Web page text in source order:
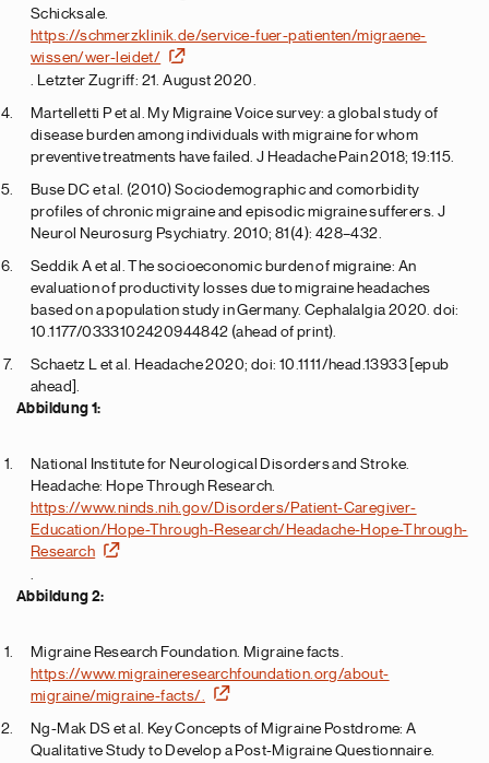
Schicksale.
https://schmerzklinik.de/service-fuer-patienten/migraene-
wissen/wer-leidet/
. Letzter Zugriff: 21. August 2020.
Martelletti P et al. My Migraine Voice survey: a global study of
disease burden among individuals with migraine for whom
preventive treatments have failed. J Headache Pain 2018; 19:115.
Buse DC et al. (2010) Sociodemographic and comorbidity
profiles of chronic migraine and episodic migraine sufferers. J
Neurol Neurosurg Psychiatry. 2010; 81(4): 428–432.
Seddik A et al. The socioeconomic burden of migraine: An
evaluation of productivity losses due to migraine headaches
based on a population study in Germany. Cephalalgia 2020. doi:
10.1177/0333102420944842 (ahead of print).
Schaetz L et al. Headache 2020; doi: 10.1111/head.13933 [epub
ahead].
Abbildung 1:
National Institute for Neurological Disorders and Stroke.
Headache: Hope Through Research.
https://www.ninds.nih.gov/Disorders/Patient-Caregiver-
Education/Hope-Through-Research/Headache-Hope-Through-
Research
Abbildung 2:
Migraine Research Foundation. Migraine facts.
https://www.migraineresearchfoundation.org/about-
migraine/migraine-facts/.
Ng-Mak DS et al. Key Concepts of Migraine Postdrome: A
Qualitative Study to Develop a Post-Migraine Questionnaire.